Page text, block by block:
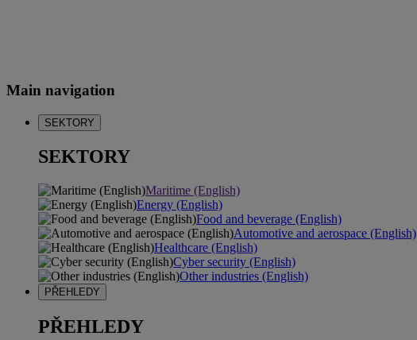
Main navigation
SEKTORY
SEKTORY
Maritime (English)
Energy (English)
Food and beverage (English)
Automotive and aerospace (English)
Healthcare (English)
Cyber security (English)
Other industries (English)
PŘEHLEDY
PŘEHLEDY